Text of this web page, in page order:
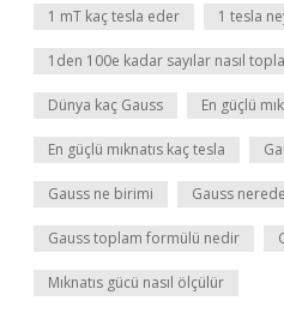
1 mT kaç tesla eder 1 tesla
1den 100e kadar sayılar nasıl
Dünya kaç Gauss En güçlü
En güçlü mıknatıs kaç tesla
Gauss ne birimi Gauss
Gauss toplam formülü nedir
Mıknatıs gücü nasıl ölçülür